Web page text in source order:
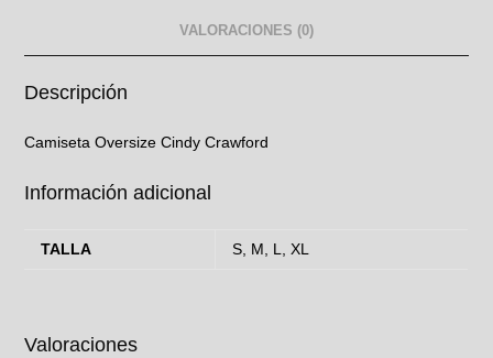
VALORACIONES (0)
Descripción
Camiseta Oversize Cindy Crawford
Información adicional
TALLA S, M, L, XL
Valoraciones